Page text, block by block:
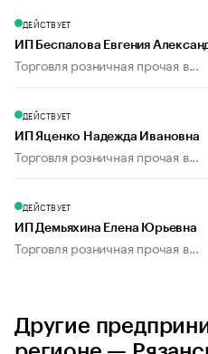
ДЕЙСТВУЕТ
ИП Беспалова Евгения
Торговля розничная прочая в...
ДЕЙСТВУЕТ
ИП Яценко Надежда Ивановна
Торговля розничная прочая в...
ДЕЙСТВУЕТ
ИП Демьяхина Елена Юрьевна
Торговля розничная прочая в...
Другие